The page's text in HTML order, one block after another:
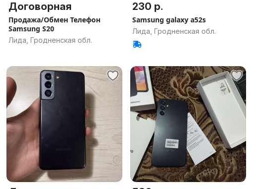
Договорная
Продажа/Обмен Телефон
Samsung S20
Лида, Гродненская обл.
230 р.
Samsung galaxy a52s
Лида, Гродненская обл.